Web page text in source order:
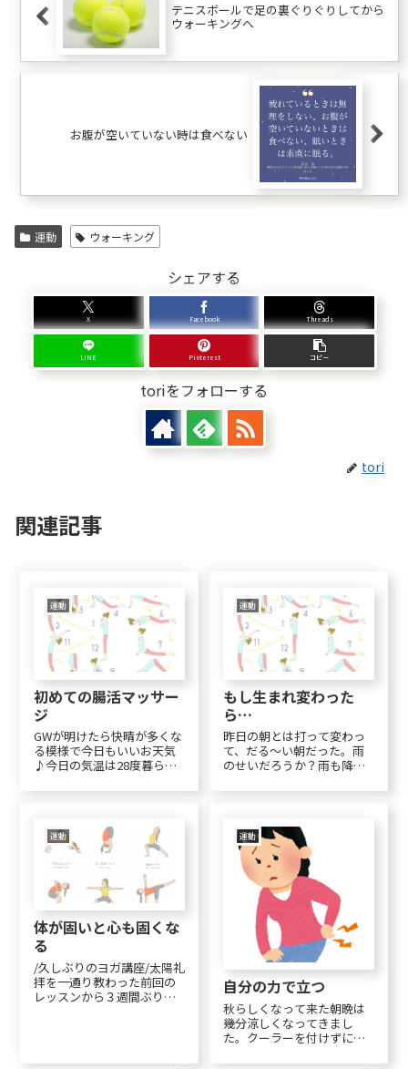
テニスボールで足の裏ぐりぐりしてから
ウォーキングへ
お腹が空いていない時は食べない
運動 ウォーキング
シェアする
X Facebook Threads
LINE Pinterest コピー
toriをフォローする
tori
関連記事
運動
初めての腸活マッサー
ジ
GWが明けたら快晴が多くな
る模様で今日もいいお天気
♪今日の気温は28度暮らし
ってから初めてのヨガ同好
ったけれど、今回から一括
3,000円（6回分）民間より
は全然安いけれど、休んで
も戻って...
運動
もし生まれ変わった
ら…
昨日の朝とは打って変わっ
て、だる～い朝だった。雨
のせいだろうか？雨も降っ
うかとは１ミリしか思わな
をした運動は特に好きでも
嫌いでもない。中学生の
頃、少しだけバレーボール
部に入部していた事があっ
運動
体が固いと心も固くな
る
/久しぶりのヨガ講座/太陽礼
拝を一通り教わった前回の
レッスンから３週間ぶりだ
運動
自分の力で立つ
秋らしくなって来た朝晩は
幾分涼しくなってきまし
た。クーラーを付けずに寝